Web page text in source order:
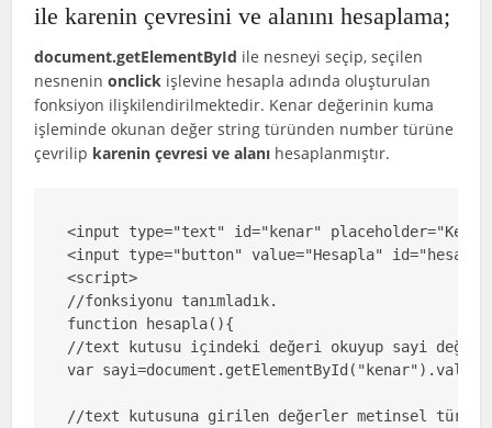
ile karenin çevresini ve alanını hesaplama;
document.getElementById ile nesneyi seçip, seçilen
nesneninonclick işlevine hesapla adında oluşturulan
fonksiyon ilişkilendirilmektedir. Kenar değerinin kuma
işleminde okunan değer string türünden number türüne
çevrilip karenin çevresi ve alanı hesaplanmıştır.
<input type="text" id="kenar"
<input type="button" value="Hesapla"
<script>
//fonksiyonu tanımladık.
function hesapla(){
//text kutusu içindeki değeri okuyup sayi
var sayi=document.getElementById("kenar").value;
//text kutusuna girilen değerler metinsel